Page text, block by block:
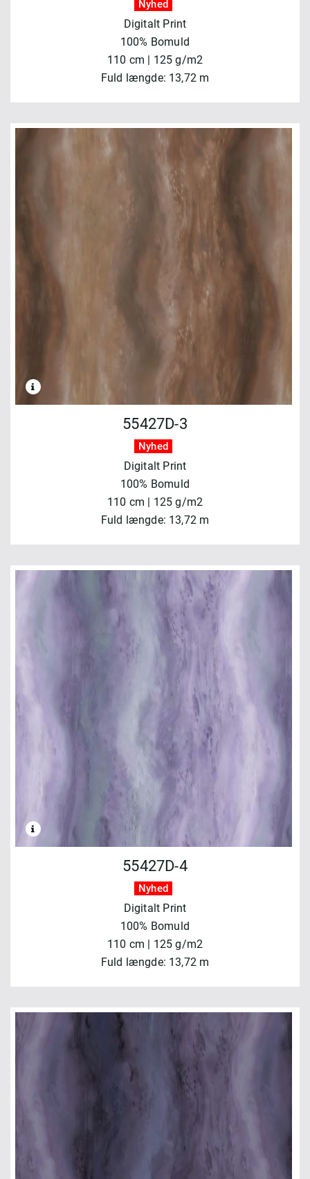
Nyhed
Digitalt Print
100% Bomuld
110 cm | 125 g/m2
Fuld længde: 13,72 m
55427D-3
Nyhed
Digitalt Print
100% Bomuld
110 cm | 125 g/m2
Fuld længde: 13,72 m
55427D-4
Nyhed
Digitalt Print
100% Bomuld
110 cm | 125 g/m2
Fuld længde: 13,72 m